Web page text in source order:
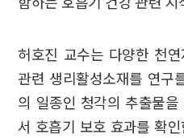
허호진 교수는 다양한 천
관련 생리활성소재를 연구
의 일종인 청각의 추출물
서 호흡기 보호 효과를 확